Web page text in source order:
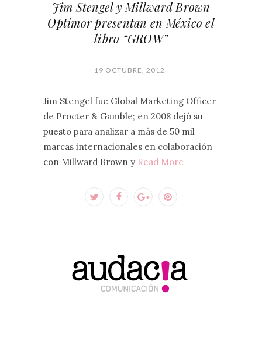
Jim Stengel y Millward Brown
Optimor presentan en México el
libro “GROW”
19 OCTUBRE, 2012
Jim Stengel fue Global Marketing Officer
de Procter & Gamble; en 2008 dejó su
puesto para analizar a más de 50 mil
marcas internacionales en colaboración
con Millward Brown y Read More